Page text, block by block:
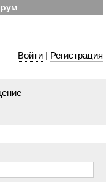
Войти| Регистрация